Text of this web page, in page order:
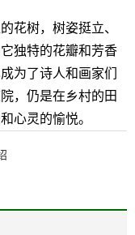
树，树姿挺立、
独特的花瓣和芳香
为了诗人和画家们
，仍是在乡村的田
心灵的愉悦。